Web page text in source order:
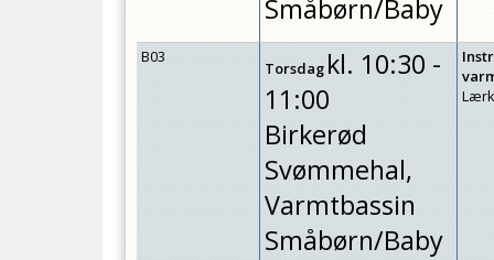
Småbørn/Baby
B03
Torsdagkl. 10:30 -
11:00
Birkerød
Svømmehal,
Varmtbassin
Småbørn/Baby